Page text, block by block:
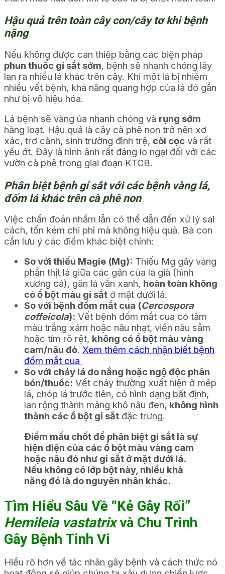
Hậu quả trên toàn cây con/cây tơ khi bệnh
nặng
Nếu không được can thiệp bằng các biện pháp
phun thuốc gỉ sắt sớm, bệnh sẽ nhanh chóng lây
lan ra nhiều lá khác trên cây. Khi một lá bị nhiễm
nhiều vết bệnh, khả năng quang hợp của lá đó gần
như bị vô hiệu hóa.
Lá bệnh sẽ vàng úa nhanh chóng và rụng sớm
hàng loạt. Hậu quả là cây cà phê non trở nên xơ
xác, trơ cành, sinh trưởng đình trệ, còi cọc và rất
yếu ớt. Đây là hình ảnh rất đáng lo ngại đối với các
vườn cà phê trong giai đoạn KTCB.
Phân biệt bệnh gỉ sắt với các bệnh vàng lá,
đốm lá khác trên cà phê non
Việc chẩn đoán nhầm lẫn có thể dẫn đến xử lý sai
cách, tốn kém chi phí mà không hiệu quả. Bà con
cần lưu ý các điểm khác biệt chính:
So với thiếu Magie (Mg): Thiếu Mg gây vàng
phần thịt lá giữa các gân của lá già (hình
xương cá), gân lá vẫn xanh, hoàn toàn không
có ổ bột màu gỉ sắt ở mặt dưới lá.
So với bệnh đốm mắt cua (Cercospora
coffeicola): Vết bệnh đốm mắt cua có tâm
màu trắng xám hoặc nâu nhạt, viền nâu sẫm
hoặc tím rõ rệt, không có ổ bột màu vàng
cam/nâu đỏ. Xem thêm cách nhận biết bệnh
đốm mắt cua
So với cháy lá do nắng hoặc ngộ độc phân
bón/thuốc: Vết cháy thường xuất hiện ở mép
lá, chóp lá trước tiên, có hình dạng bất định,
lan rộng thành mảng khô nâu đen, không hình
thành các ổ bột gỉ sắt đặc trưng.
Điểm mấu chốt để phân biệt gỉ sắt là sự
hiện diện của các ổ bột màu vàng cam
hoặc nâu đỏ như gỉ sắt ở mặt dưới lá.
Nếu không có lớp bột này, nhiều khả
năng đó là do nguyên nhân khác.
Tìm Hiểu Sâu Về “Kẻ Gây Rối”
Hemileia vastatrixvà Chu Trình
Gây Bệnh Tinh Vi
Hiểu rõ hơn về tác nhân gây bệnh và cách thức nó